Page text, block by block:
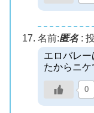
名前:匿名:
エロバレ
たからニ
0